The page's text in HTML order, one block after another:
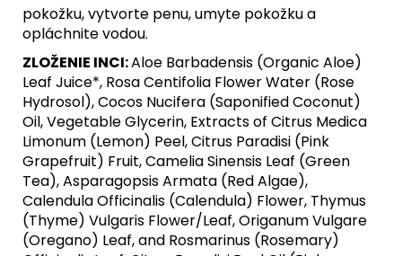
pokožku, vytvorte penu, umyte pokožku a
opláchnite vodou.
ZLOŽENIE INCI:Aloe Barbadensis (Organic Aloe)
Leaf Juice*, Rosa Centifolia Flower Water (Rose
Hydrosol), Cocos Nucifera (Saponified Coconut)
Oil, Vegetable Glycerin, Extracts of Citrus Medica
Limonum (Lemon) Peel, Citrus Paradisi (Pink
Grapefruit) Fruit, Camelia Sinensis Leaf (Green
Tea), Asparagopsis Armata (Red Algae),
Calendula Officinalis (Calendula) Flower, Thymus
(Thyme) Vulgaris Flower/Leaf, Origanum Vulgare
(Oregano) Leaf, and Rosmarinus (Rosemary)